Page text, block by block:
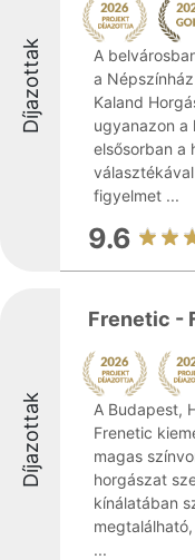
Díjazottak
A
a
Kaland
ugyanazon a
elsősorban a
figyelmet ...
9.6
Díjazottak
Frenetic -
A Budapest,
Frenetic
magas
horgászat
kínálatában
...